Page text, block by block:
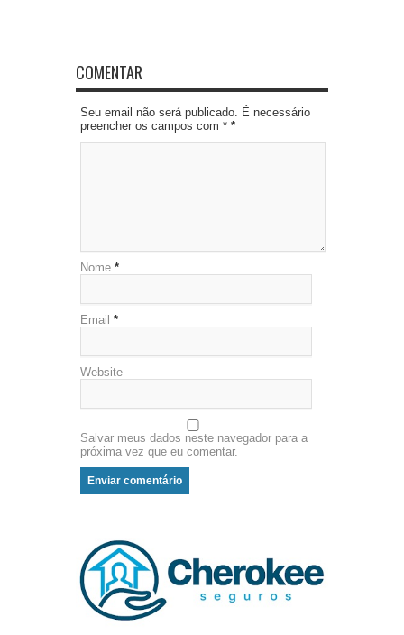
COMENTAR
Seu email não será publicado. É necessário
preencher os campos com * *
Nome *
Email *
Website
Salvar meus dados neste navegador para a
próxima vez que eu comentar.